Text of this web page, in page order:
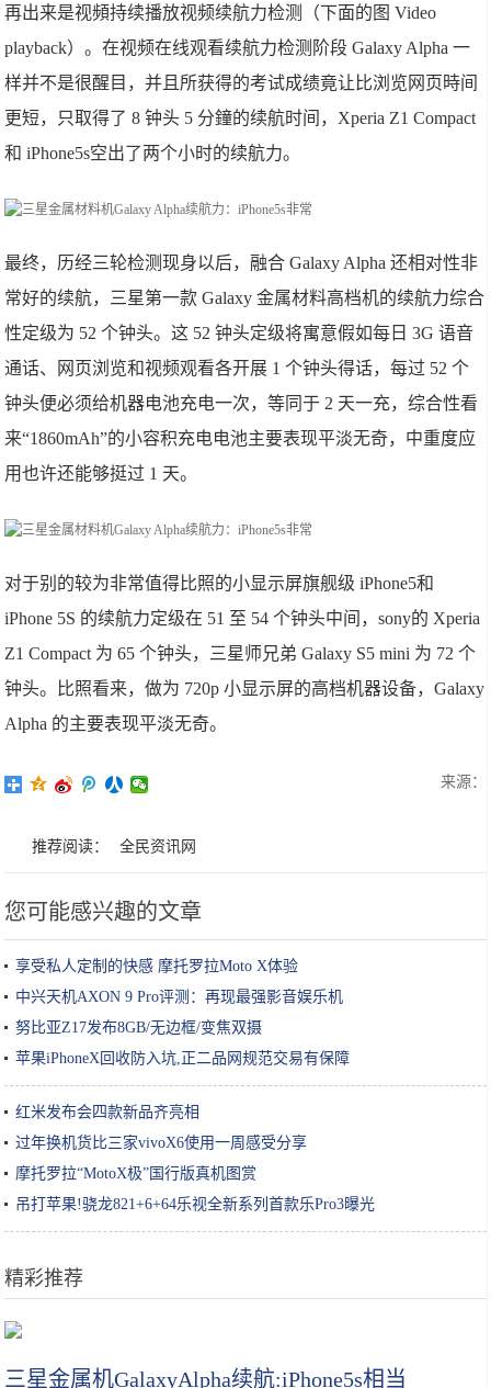
再出来是视頻持续播放视频续航力检测（下面的图 Video
playback）。在视频在线观看续航力检测阶段 Galaxy Alpha 一
样并不是很醒目，并且所获得的考试成绩竟让比浏览网页時间
更短，只取得了 8 钟头 5 分鐘的续航时间，Xperia Z1 Compact
和 iPhone5s空出了两个小时的续航力。
最终，历经三轮检测现身以后，融合 Galaxy Alpha 还相对性非
常好的续航，三星第一款 Galaxy 金属材料高档机的续航力综合
性定级为 52 个钟头。这 52 钟头定级将寓意假如每日 3G 语音
通话、网页浏览和视频观看各开展 1 个钟头得话，每过 52 个
钟头便必须给机器电池充电一次，等同于 2 天一充，综合性看
来“1860mAh”的小容积充电电池主要表现平淡无奇，中重度应
用也许还能够挺过 1 天。
对于别的较为非常值得比照的小显示屏旗舰级 iPhone5和
iPhone 5S 的续航力定级在 51 至 54 个钟头中间，sony的 Xperia
Z1 Compact 为 65 个钟头，三星师兄弟 Galaxy S5 mini 为 72 个
钟头。比照看来，做为 720p 小显示屏的高档机器设备，Galaxy
Alpha 的主要表现平淡无奇。
来源：
推荐阅读： 全民资讯网
您可能感兴趣的文章
享受私人定制的快感 摩托罗拉Moto X体验
中兴天机AXON 9 Pro评测：再现最强影音娱乐机
努比亚Z17发布8GB/无边框/变焦双摄
苹果iPhoneX回收防入坑,正二品网规范交易有保障
红米发布会四款新品齐亮相
过年换机货比三家vivoX6使用一周感受分享
摩托罗拉“MotoX极”国行版真机图赏
吊打苹果!骁龙821+6+64乐视全新系列首款乐Pro3曝光
精彩推荐
三星金属机GalaxyAlpha续航:iPhone5s相当